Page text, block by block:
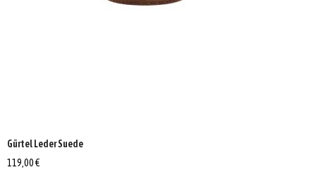
Gürtel Leder Suede
119,00 €